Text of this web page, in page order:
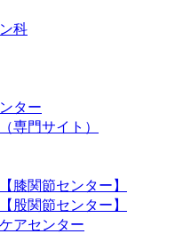
科
ター
専門サイト）
膝関節センター】
股関節センター】
アセンター